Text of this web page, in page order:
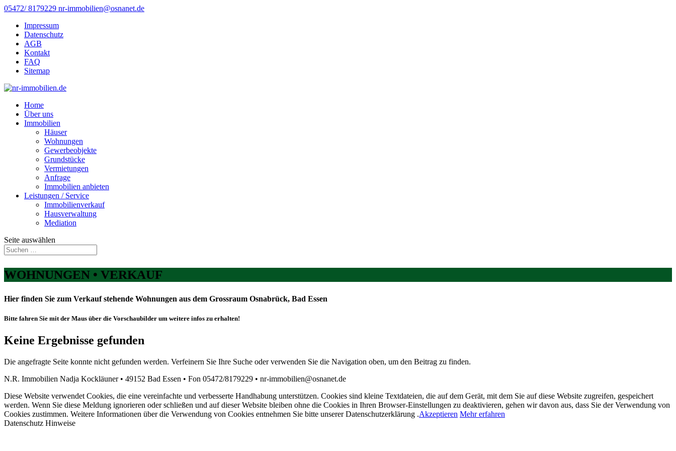
05472/ 8179229 nr-immobilien@osnanet.de
Impressum
Datenschutz
AGB
Kontakt
FAQ
Sitemap
Home
Über uns
Immobilien
Häuser
Wohnungen
Gewerbeobjekte
Grundstücke
Vermietungen
Anfrage
Immobilien anbieten
Leistungen / Service
Immobilienverkauf
Hausverwaltung
Mediation
Seite auswählen
WOHNUNGEN • VERKAUF
Hier finden Sie zum Verkauf stehende Wohnungen aus dem Grossraum Osnabrück, Bad Essen
Bitte fahren Sie mit der Maus über die Vorschaubilder um weitere infos zu erhalten!
Keine Ergebnisse gefunden
Die angefragte Seite konnte nicht gefunden werden. Verfeinern Sie Ihre Suche oder verwenden Sie die Navigation oben, um den Beitrag zu finden.
N.R. Immobilien Nadja Kockläuner • 49152 Bad Essen • Fon 05472/8179229 • nr-immobilien@osnanet.de
Diese Website verwendet Cookies, die eine vereinfachte und verbesserte Handhabung unterstützen. Cookies sind kleine Textdateien, die auf dem Gerät, mit dem Sie auf diese Website zugreifen, gespeichert
werden. Wenn Sie diese Meldung ignorieren oder schließen und auf dieser Website bleiben ohne die Cookies in Ihren Browser-Einstellungen zu deaktivieren, gehen wir davon aus, dass Sie der Verwendung von
Cookies zustimmen. Weitere Informationen über die Verwendung von Cookies entnehmen Sie bitte unserer Datenschutzerklärung .Akzeptieren Mehr erfahren
Datenschutz Hinweise